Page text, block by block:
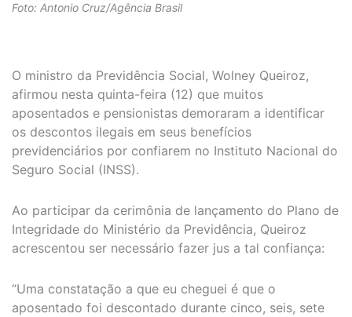
Foto: Antonio Cruz/Agência Brasil
O ministro da Previdência Social, Wolney Queiroz,
afirmou nesta quinta-feira (12) que muitos
aposentados e pensionistas demoraram a identificar
os descontos ilegais em seus benefícios
previdenciários por confiarem no Instituto Nacional do
Seguro Social (INSS).
Ao participar da cerimônia de lançamento do Plano de
Integridade do Ministério da Previdência, Queiroz
acrescentou ser necessário fazer jus a tal confiança:
“Uma constatação a que eu cheguei é que o
aposentado foi descontado durante cinco, seis, sete